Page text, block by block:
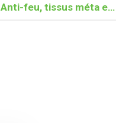
Anti-feu, tissus méta et